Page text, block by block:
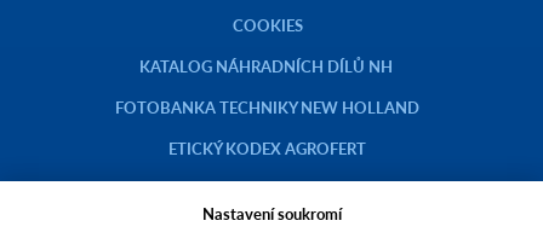
COOKIES
KATALOG NÁHRADNÍCH DÍLŮ NH
FOTOBANKA TECHNIKY NEW HOLLAND
ETICKÝ KODEX AGROFERT
Nastavení soukromí